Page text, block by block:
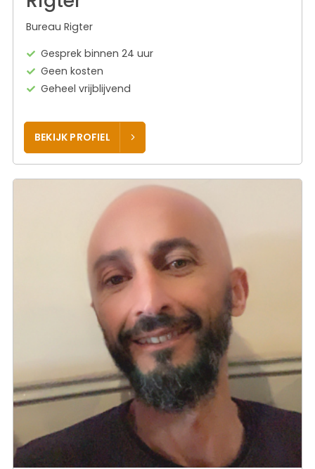
Bureau Rigter
Gesprek binnen 24 uur
Geen kosten
Geheel vrijblijvend
BEKIJK PROFIEL